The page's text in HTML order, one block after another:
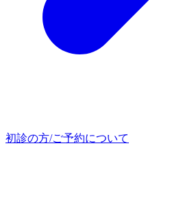
初診の方/ご予約について